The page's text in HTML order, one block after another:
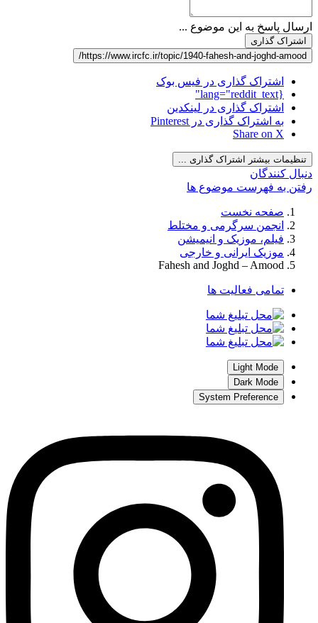
ارسال پاسخ به این موضوع ...
اشتراک گذاری
https://www.ircfc.ir/topic/1940-fahesh-and-joghd-amood/
اشتراک گذاری در فیس بوک
{lang="reddit_text"
اشتراک گذاری در لینکدین
به اشتراک گذاری در Pinterest
Share on X
تنظیمات بیشتر اشتراک گذاری ...
دنبال کنندگان
رفتن به فهرست موضوع ها
صفحه نخست
انجمن سرگرمی و مختلط
فیلم، موزیک و انیمیشن
موزیک ایرانی و خارجی
Fahesh and Joghd – Amood
تمامی فعالیت ها
Light Mode
Dark Mode
System Preference